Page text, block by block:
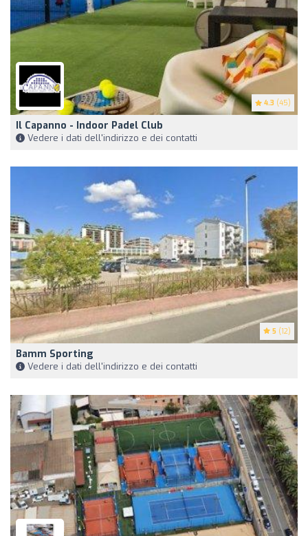
4.3 (45)
Il Capanno - Indoor Padel Club
Vedere i dati dell'indirizzo e dei contatti
5 (12)
Bamm Sporting
Vedere i dati dell'indirizzo e dei contatti